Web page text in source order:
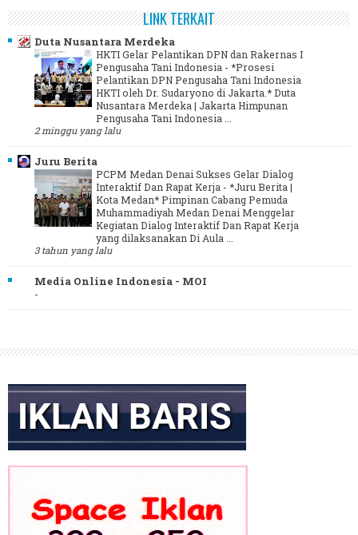
LINK TERKAIT
Duta Nusantara Merdeka
HKTI Gelar Pelantikan DPN dan Rakernas I
Pengusaha Tani Indonesia - *Prosesi
Pelantikan DPN Pengusaha Tani Indonesia
HKTI oleh Dr. Sudaryono di Jakarta.* Duta
Nusantara Merdeka | Jakarta Himpunan
Pengusaha Tani Indonesia ...
2 minggu yang lalu
Juru Berita
PCPM Medan Denai Sukses Gelar Dialog
Interaktif Dan Rapat Kerja - *Juru Berita |
Kota Medan* Pimpinan Cabang Pemuda
Muhammadiyah Medan Denai Menggelar
Kegiatan Dialog Interaktif Dan Rapat Kerja
yang dilaksanakan Di Aula ...
3 tahun yang lalu
Media Online Indonesia - MOI
-